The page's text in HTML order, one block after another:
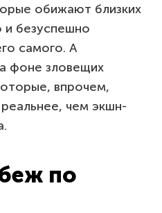
обижают близких
безуспешно
самого. А
фоне зловещих
впрочем,
реальнее, чем экшн-
по